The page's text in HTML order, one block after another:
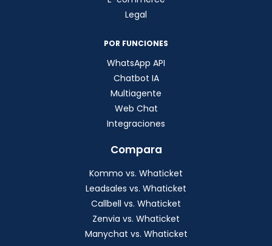
Legal
POR FUNCIONES
WhatsApp API
Chatbot IA
Multiagente
Web Chat
Integraciones
Compara
Kommo vs. Whaticket
Leadsales vs. Whaticket
Callbell vs. Whaticket
Zenvia vs. Whaticket
Manychat vs. Whaticket